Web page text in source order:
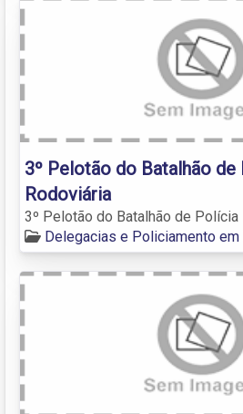
3º Pelotão do Batalhão de
Rodoviária
3º Pelotão do Batalhão de Polícia
Delegacias e Policiamento